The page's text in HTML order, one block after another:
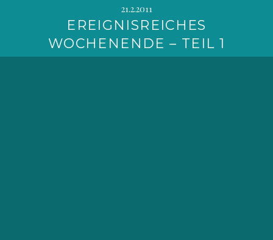
21.2.2011
EREIGNISREICHES
WOCHENENDE – TEIL 1